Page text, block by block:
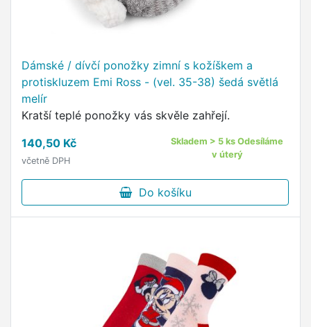
Dámské / dívčí ponožky zimní s kožíškem a
protiskluzem Emi Ross - (vel. 35-38) šedá světlá
melír
Kratší teplé ponožky vás skvěle zahřejí.
140,50 Kč
včetně DPH
Skladem > 5 ks Odesíláme
v úterý
Do košíku